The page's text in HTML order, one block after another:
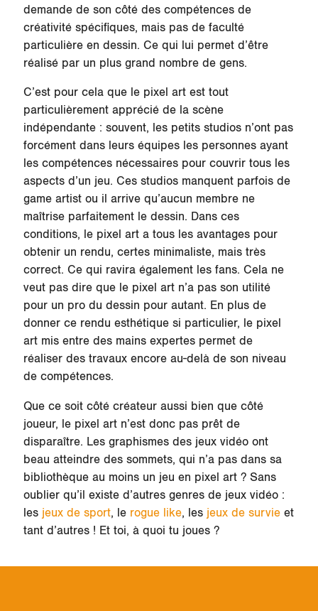
demande de son côté des compétences de
créativité spécifiques, mais pas de faculté
particulière en dessin. Ce qui lui permet d’être
réalisé par un plus grand nombre de gens.
C’est pour cela que le pixel art est tout
particulièrement apprécié de la scène
indépendante : souvent, les petits studios n’ont pas
forcément dans leurs équipes les personnes ayant
les compétences nécessaires pour couvrir tous les
aspects d’un jeu. Ces studios manquent parfois de
game artist ou il arrive qu’aucun membre ne
maîtrise parfaitement le dessin. Dans ces
conditions, le pixel art a tous les avantages pour
obtenir un rendu, certes minimaliste, mais très
correct. Ce qui ravira également les fans. Cela ne
veut pas dire que le pixel art n’a pas son utilité
pour un pro du dessin pour autant. En plus de
donner ce rendu esthétique si particulier, le pixel
art mis entre des mains expertes permet de
réaliser des travaux encore au-delà de son niveau
de compétences.
Que ce soit côté créateur aussi bien que côté
joueur, le pixel art n’est donc pas prêt de
disparaître. Les graphismes des jeux vidéo ont
beau atteindre des sommets, qui n’a pas dans sa
bibliothèque au moins un jeu en pixel art ? Sans
oublier qu’il existe d’autres genres de jeux vidéo :
les jeux de sport, le rogue like, les jeux de survieet
tant d’autres ! Et toi, à quoi tu joues ?